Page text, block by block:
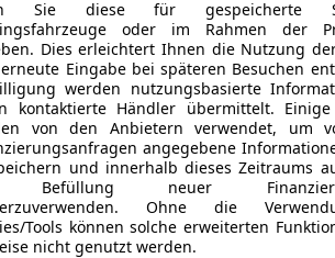
Sie diese für gespeicherte
oder im Rahmen der
Dies erleichtert Ihnen die Nutzung
Eingabe bei späteren Besuchen
werden nutzungsbasierte
kontaktierte Händler übermittelt. Einige
von den Anbietern verwendet, um
angegebene
und innerhalb dieses Zeitraums
neuer
Ohne die
Tools können solche erweiterten
nicht genutzt werden.
Jahr:15.000Benzin 300 PS (221 kW)6.900
Coupe / Sportwagen4 Türen
Klasse g